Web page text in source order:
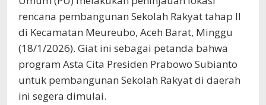
rencana pembangunan Sekolah Rakyat tahap II
di Kecamatan Meureubo, Aceh Barat, Minggu
(18/1/2026). Giat ini sebagai petanda bahwa
program Asta Cita Presiden Prabowo Subianto
untuk pembangunan Sekolah Rakyat di daerah
ini segera dimulai.